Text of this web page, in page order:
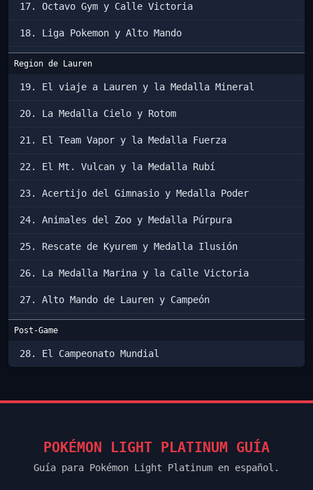
17. Octavo Gym y Calle Victoria
18. Liga Pokemon y Alto Mando
Region de Lauren
19. El viaje a Lauren y la Medalla Mineral
20. La Medalla Cielo y Rotom
21. El Team Vapor y la Medalla Fuerza
22. El Mt. Vulcan y la Medalla Rubí
23. Acertijo del Gimnasio y Medalla Poder
24. Animales del Zoo y Medalla Púrpura
25. Rescate de Kyurem y Medalla Ilusión
26. La Medalla Marina y la Calle Victoria
27. Alto Mando de Lauren y Campeón
Post-Game
28. El Campeonato Mundial
POKÉMON LIGHT PLATINUM GUÍA
Guía para Pokémon Light Platinum en español.